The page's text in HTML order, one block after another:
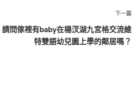
下
一
下一篇
請問傢裡有baby在楊汊湖九宮格交流維
特雙語幼兒園上學的鄰居嗎？